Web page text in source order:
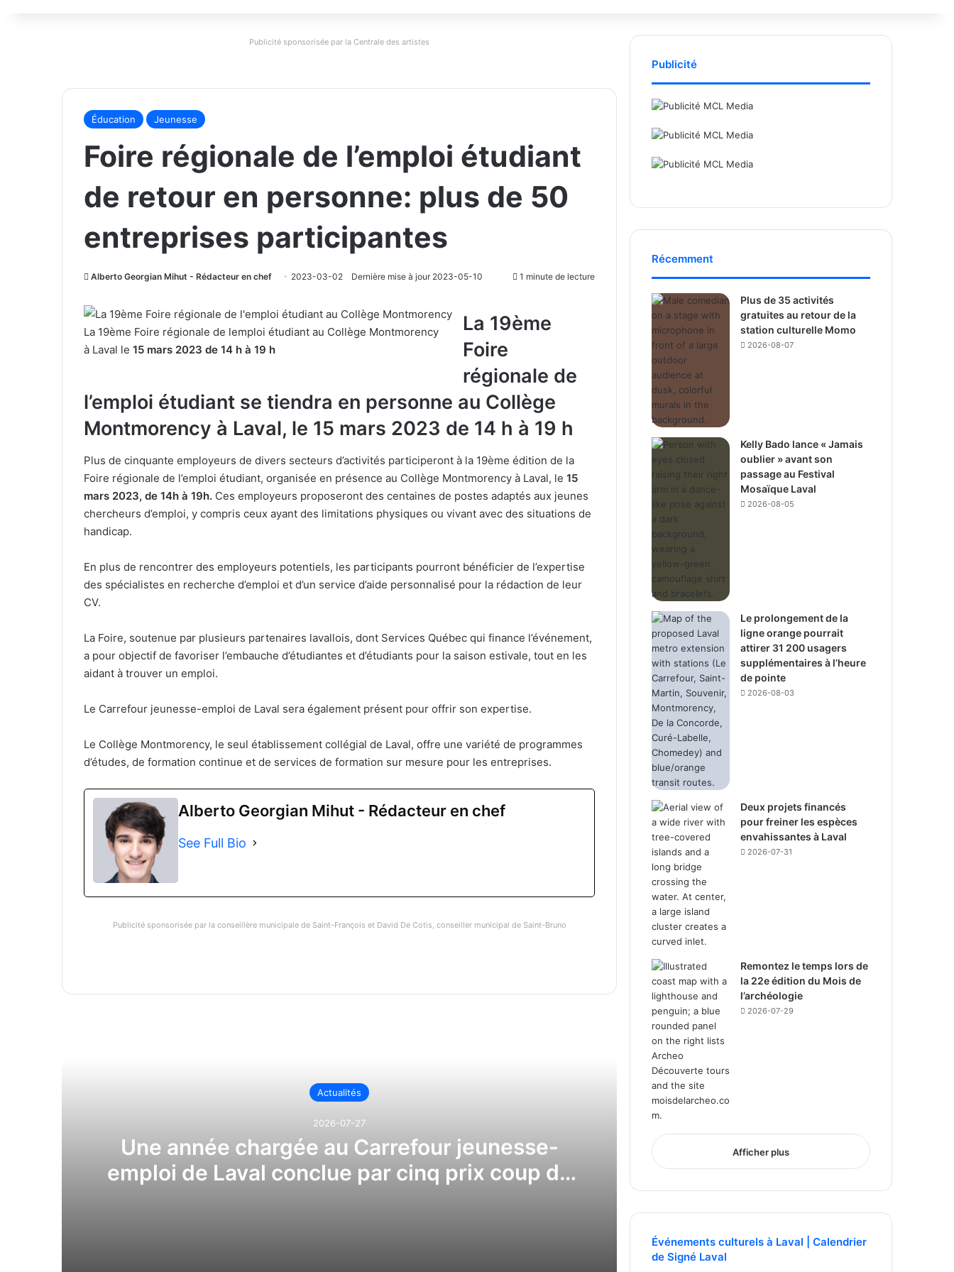
Publicité sponsorisée par la Centrale des artistes
Éducation Jeunesse
Foire régionale de l’emploi étudiant
de retour en personne: plus de 50
entreprises participantes
Alberto Georgian Mihut - Rédacteur en chef 2023-03-02 Dernière mise à jour 2023-05-10 1 minute de lecture
La 19ème Foire régionale de lemploi étudiant au Collège Montmorency
à Laval le 15 mars 2023 de 14 h à 19 h
La 19ème
Foire
régionale de
l’emploi étudiant se tiendra en personne au Collège
Montmorency à Laval, le 15 mars 2023 de 14 h à 19 h
Plus de cinquante employeurs de divers secteurs d’activités participeront à la 19ème édition de la
Foire régionale de l’emploi étudiant, organisée en présence au Collège Montmorency à Laval, le 15
mars 2023, de 14h à 19h. Ces employeurs proposeront des centaines de postes adaptés aux jeunes
chercheurs d’emploi, y compris ceux ayant des limitations physiques ou vivant avec des situations de
handicap.
En plus de rencontrer des employeurs potentiels, les participants pourront bénéficier de l’expertise
des spécialistes en recherche d’emploi et d’un service d’aide personnalisé pour la rédaction de leur
CV.
La Foire, soutenue par plusieurs partenaires lavallois, dont Services Québec qui finance l’événement,
a pour objectif de favoriser l’embauche d’étudiantes et d’étudiants pour la saison estivale, tout en les
aidant à trouver un emploi.
Le Carrefour jeunesse-emploi de Laval sera également présent pour offrir son expertise.
Le Collège Montmorency, le seul établissement collégial de Laval, offre une variété de programmes
d’études, de formation continue et de services de formation sur mesure pour les entreprises.
Alberto Georgian Mihut - Rédacteur en chef
See Full Bio
Publicité sponsorisée par la conseillère municipale de Saint-François et David De Cotis, conseiller municipal de Saint-Bruno
Actualités
2026-07-27
Une année chargée au Carrefour jeunesse-
emploi de Laval conclue par cinq prix coup de
Publicité
Récemment
Plus de 35 activités
gratuites au retour de la
station culturelle Momo
2026-08-07
Kelly Bado lance « Jamais
oublier » avant son
passage au Festival
Mosaïque Laval
2026-08-05
Le prolongement de la
ligne orange pourrait
attirer 31 200 usagers
supplémentaires à l’heure
de pointe
2026-08-03
Deux projets financés
pour freiner les espèces
envahissantes à Laval
2026-07-31
Remontez le temps lors de
la 22e édition du Mois de
l’archéologie
2026-07-29
Afficher plus
Événements culturels à Laval | Calendrier
de Signé Laval